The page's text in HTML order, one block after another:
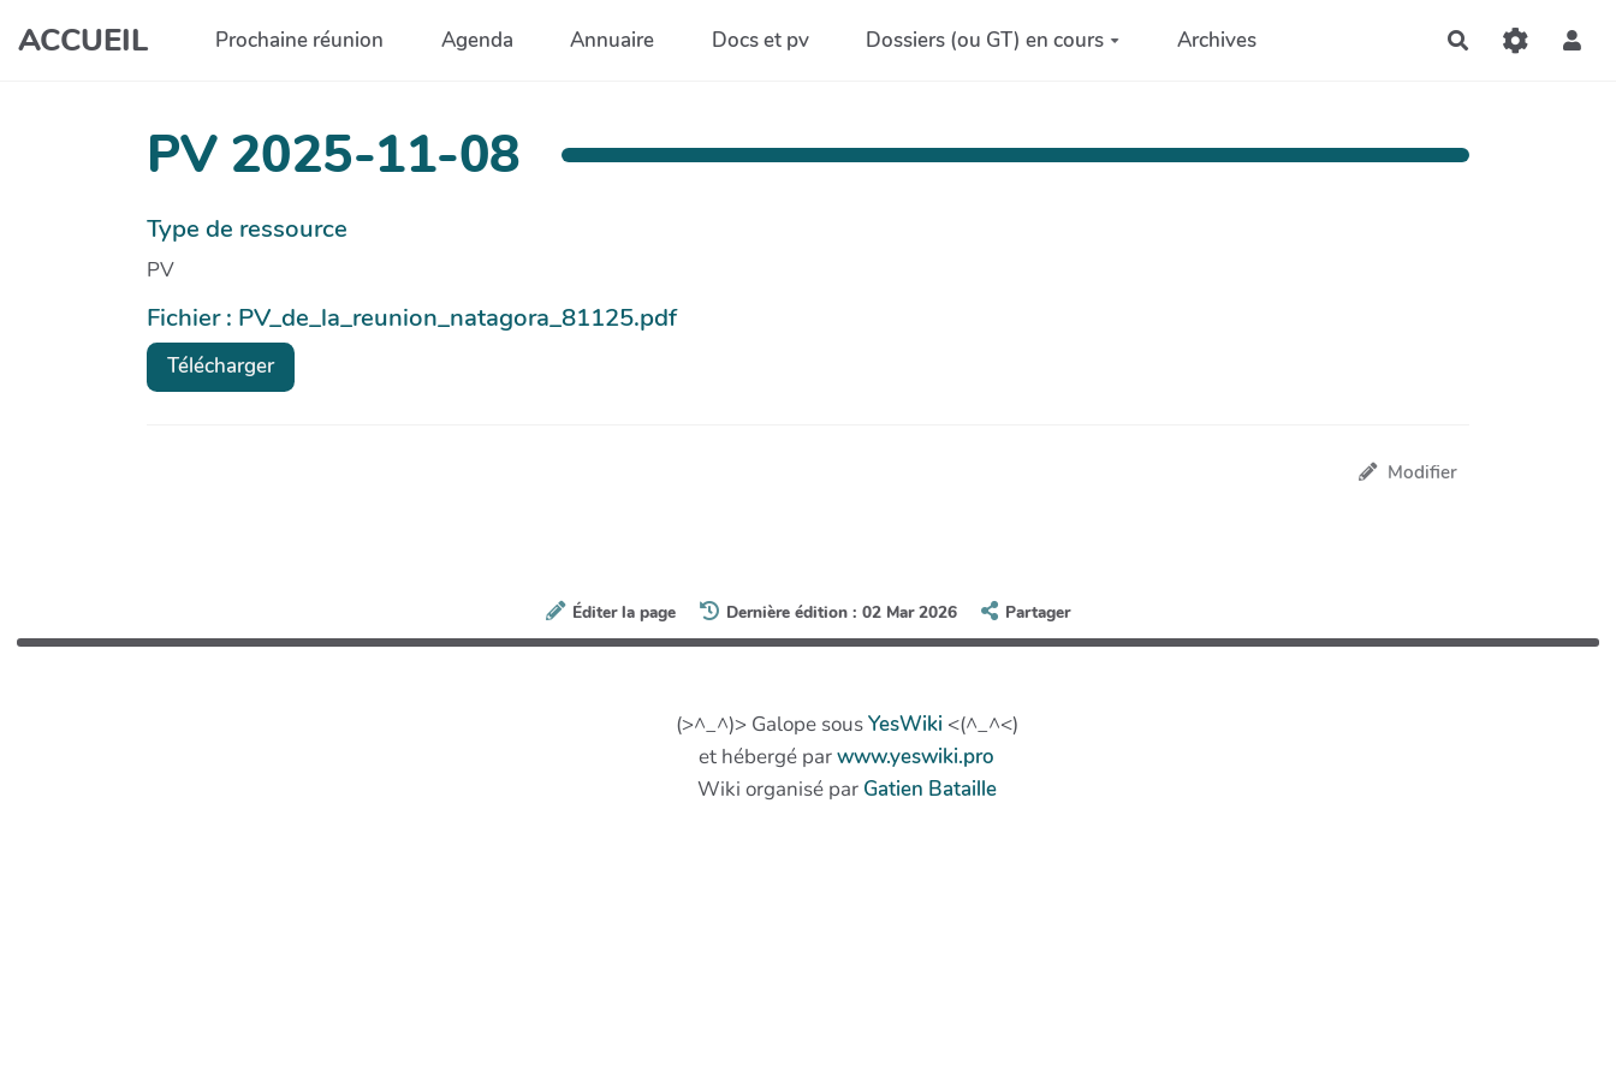
Aller au contenu principal
ACCUEIL Prochaine réunion Agenda Annuaire Docs et pv Dossiers (ou GT) en cours Archives Rechercher
PV 2025-11-08
Type de ressource
PV
Fichier : PV_de_la_reunion_natagora_81125.pdf
Télécharger
Modifier
Éditer la page Dernière édition : 02 Mar 2026 Partager
(>^_^)> Galope sousYesWiki <(^_^<)
et hébergé parwww.yeswiki.pro
Wiki organisé par Gatien Bataille